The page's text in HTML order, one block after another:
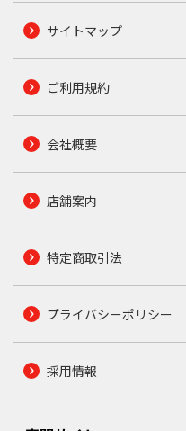
サイトマップ
ご利用規約
会社概要
店舗案内
特定商取引法
プライバシーポリシー
採用情報